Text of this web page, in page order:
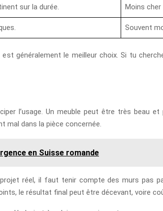
sur la durée. Moins cher
Souvent
généralement le meilleur choix. Si tu
l’usage. Un meuble peut être très beau
mal dans la pièce concernée.
en Suisse romande
réel, il faut tenir compte des murs pas
le résultat final peut être décevant, voire